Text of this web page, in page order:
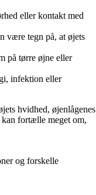
eller kontakt med
være tegn på, at øjets
på tørre øjne eller
infektion eller
hvidhed, øjenlågenes
fortælle meget om,
og forskelle